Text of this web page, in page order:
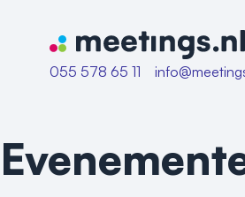
Naar home van Meetings
055 578 65 11